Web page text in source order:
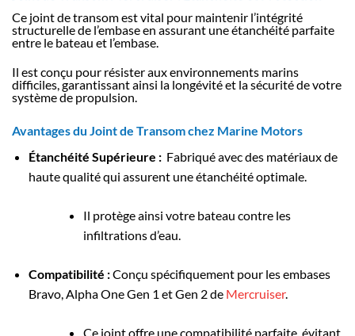
Ce joint de transom est vital pour maintenir l’intégrité
structurelle de l’embase en assurant une étanchéité parfaite
entre le bateau et l’embase.
Il est conçu pour résister aux environnements marins
difficiles, garantissant ainsi la longévité et la sécurité de votre
système de propulsion.
Avantages du Joint de Transom chez Marine Motors
Étanchéité Supérieure :Fabriqué avec des matériaux de
haute qualité qui assurent une étanchéité optimale.
Il protège ainsi votre bateau contre les
infiltrations d’eau.
Compatibilité :Conçu spécifiquement pour les embases
Bravo, Alpha One Gen 1 et Gen 2 de Mercruiser.
Ce joint offre une compatibilité parfaite, évitant